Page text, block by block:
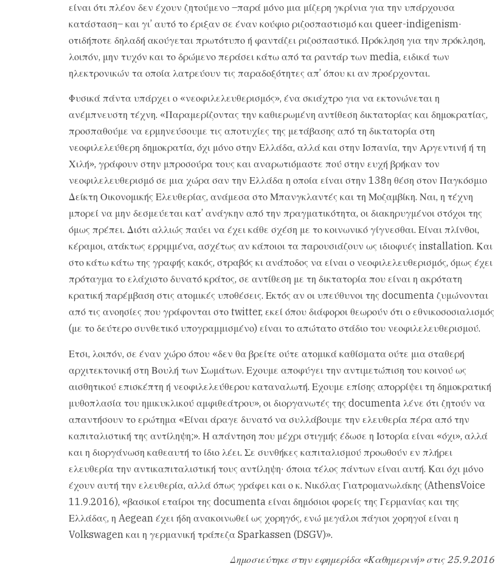
είναι ότι πλέον δεν έχουν ζητούμενο –παρά μόνο μια μίζερη γκρίνια για την υπάρχουσα
κατάσταση– και γι’ αυτό το έριξαν σε έναν κούφιο ριζοσπαστισμό και queer-indigenism·
οτιδήποτε δηλαδή ακούγεται πρωτότυπο ή φαντάζει ριζοσπαστικό. Πρόκληση για την πρόκληση,
λοιπόν, μην τυχόν και το δρώμενο περάσει κάτω από τα ραντάρ των media, ειδικά των
ηλεκτρονικών τα οποία λατρεύουν τις παραδοξότητες απ’ όπου κι αν προέρχονται.
Φυσικά πάντα υπάρχει ο «νεοφιλελευθερισμός», ένα σκιάχτρο για να εκτονώνεται η
ανέμπνευστη τέχνη. «Παραμερίζοντας την καθιερωμένη αντίθεση δικτατορίας και δημοκρατίας,
προσπαθούμε να ερμηνεύσουμε τις αποτυχίες της μετάβασης από τη δικτατορία στη
νεοφιλελεύθερη δημοκρατία, όχι μόνο στην Ελλάδα, αλλά και στην Ισπανία, την Αργεντινή ή τη
Χιλή», γράφουν στην μπροσούρα τους και αναρωτιόμαστε πού στην ευχή βρήκαν τον
νεοφιλελευθερισμό σε μια χώρα σαν την Ελλάδα η οποία είναι στην 138η θέση στον Παγκόσμιο
Δείκτη Οικονομικής Ελευθερίας, ανάμεσα στο Μπανγκλαντές και τη Μοζαμβίκη. Ναι, η τέχνη
μπορεί να μην δεσμεύεται κατ’ ανάγκην από την πραγματικότητα, οι διακηρυγμένοι στόχοι της
όμως πρέπει. Διότι αλλιώς παύει να έχει κάθε σχέση με το κοινωνικό γίγνεσθαι. Είναι πλίνθοι,
κέραμοι, ατάκτως ερριμμένα, ασχέτως αν κάποιοι τα παρουσιάζουν ως ιδιοφυές installation. Και
στο κάτω κάτω της γραφής κακός, στραβός κι ανάποδος να είναι ο νεοφιλελευθερισμός, όμως έχει
πρόταγμα το ελάχιστο δυνατό κράτος, σε αντίθεση με τη δικτατορία που είναι η ακρότατη
κρατική παρέμβαση στις ατομικές υποθέσεις. Εκτός αν οι υπεύθυνοι της documenta ζυμώνονται
από τις ανοησίες που γράφονται στο twitter, εκεί όπου διάφοροι θεωρούν ότι ο εθνικοσοσιαλισμός
(με το δεύτερο συνθετικό υπογραμμισμένο) είναι το απώτατο στάδιο του νεοφιλελευθερισμού.
Ετσι, λοιπόν, σε έναν χώρο όπου «δεν θα βρείτε ούτε ατομικά καθίσματα ούτε μια σταθερή
αρχιτεκτονική στη Βουλή των Σωμάτων. Εχουμε αποφύγει την αντιμετώπιση του κοινού ως
αισθητικού επισκέπτη ή νεοφιλελεύθερου καταναλωτή. Εχουμε επίσης απορρίψει τη δημοκρατική
μυθοπλασία του ημικυκλικού αμφιθεάτρου», οι διοργανωτές της documenta λένε ότι ζητούν να
απαντήσουν το ερώτημα «Είναι άραγε δυνατό να συλλάβουμε την ελευθερία πέρα από την
καπιταλιστική της αντίληψη;». Η απάντηση που μέχρι στιγμής έδωσε η Ιστορία είναι «όχι», αλλά
και η διοργάνωση καθεαυτή το ίδιο λέει. Σε συνθήκες καπιταλισμού προωθούν εν πλήρει
ελευθερία την αντικαπιταλιστική τους αντίληψη· όποια τέλος πάντων είναι αυτή. Και όχι μόνο
έχουν αυτή την ελευθερία, αλλά όπως γράφει και ο κ. Νικόλας Γιατρομανωλάκης (AthensVoice
11.9.2016), «βασικοί εταίροι της documenta είναι δημόσιοι φορείς της Γερμανίας και της
Ελλάδας, η Aegean έχει ήδη ανακοινωθεί ως χορηγός, ενώ μεγάλοι πάγιοι χορηγοί είναι η
Volkswagen και η γερμανική τράπεζα Sparkassen (DSGV)».
Δημοσιεύτηκε στην εφημερίδα «Καθημερινή» στις 25.9.2016